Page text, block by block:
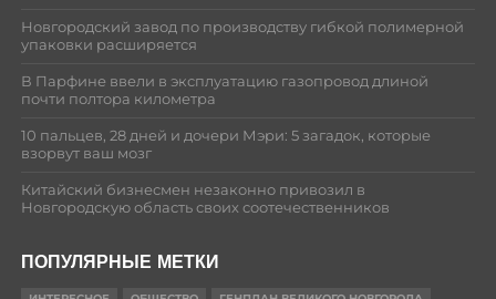
Новгородский завод по производству гибкой полимерной
упаковки расширяется
В Парфине ввели в эксплуатацию газопровод длиной
почти полтора километра
10 пальцев, 28 дней и дочери Мэри: 5 загадок, которые
взорвут ваш мозг
Китайский бизнесмен незаконно привозил в
Новгородскую область своих соотечественников
ПОПУЛЯРНЫЕ МЕТКИ